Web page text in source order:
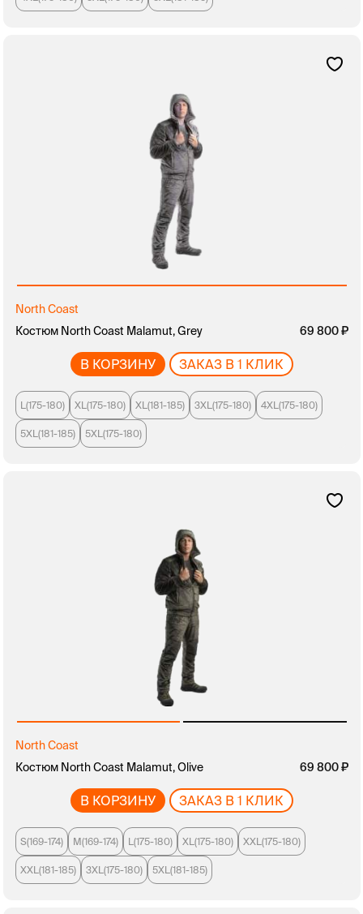
North Coast
Костюм North Coast Malamut, Grey
69 800
В КОРЗИНУ ЗАКАЗ В 1 КЛИК
L(175-180) XL(175-180) XL(181-185) 3XL(175-180) 4XL(175-180)
5XL(181-185) 5XL(175-180)
North Coast
Костюм North Coast Malamut, Olive
69 800
В КОРЗИНУ ЗАКАЗ В 1 КЛИК
S(169-174) M(169-174) L(175-180) XL(175-180) XXL(175-180)
XXL(181-185) 3XL(175-180) 5XL(181-185)